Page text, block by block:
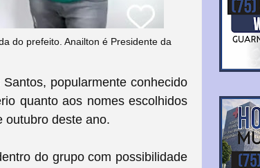
do prefeito. Anailton é Presidente da
popularmente conhecido
quanto aos nomes escolhidos
outubro deste ano.
do grupo com possibilidade